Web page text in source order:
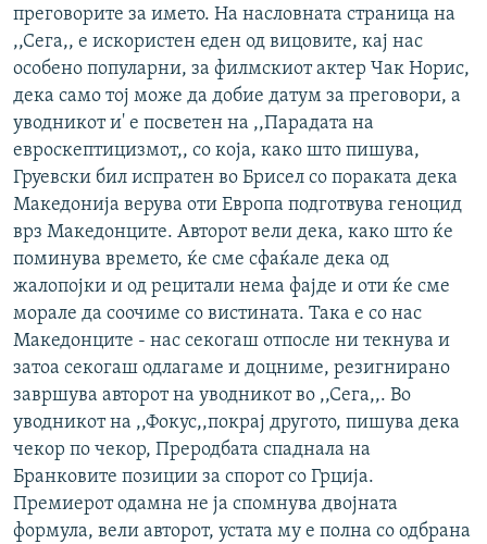
преговорите за името. На насловната страница на
,,Сега,, е искористен еден од вицовите, кај нас
особено популарни, за филмскиот актер Чак Норис,
дека само тој може да добие датум за преговори, а
уводникот и' е посветен на ,,Парадата на
евроскептицизмот,, со која, како што пишува,
Груевски бил испратен во Брисел со пораката дека
Македонија верува оти Европа подготвува геноцид
врз Македонците. Авторот вели дека, како што ќе
поминува времето, ќе сме сфаќале дека од
жалопојки и од рецитали нема фајде и оти ќе сме
морале да соочиме со вистината. Така е со нас
Македонците - нас секогаш отпосле ни текнува и
затоа секогаш одлагаме и доцниме, резигнирано
завршува авторот на уводникот во ,,Сега,,. Во
уводникот на ,,Фокус,,покрај другото, пишува дека
чекор по чекор, Преродбата спаднала на
Бранковите позиции за спорот со Грција.
Премиерот одамна не ја спомнува двојната
формула, вели авторот, устата му е полна со одбрана